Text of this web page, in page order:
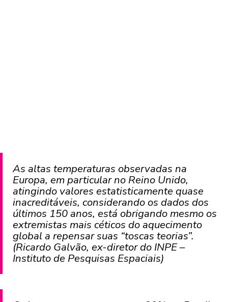
As altas temperaturas observadas na
Europa, em particular no Reino Unido,
atingindo valores estatisticamente quase
inacreditáveis, considerando os dados dos
últimos 150 anos, está obrigando mesmo os
extremistas mais céticos do aquecimento
global a repensar suas “toscas teorias”.
(Ricardo Galvão, ex-diretor do INPE –
Instituto de Pesquisas Espaciais)